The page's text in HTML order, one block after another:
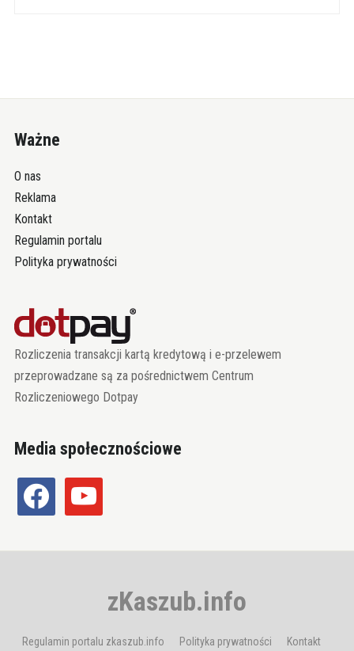
Ważne
O nas
Reklama
Kontakt
Regulamin portalu
Polityka prywatności
Rozliczenia transakcji kartą kredytową i e-przelewem
przeprowadzane są za pośrednictwem Centrum
Rozliczeniowego Dotpay
Media społecznościowe
facebook youtube
zKaszub.info
Regulamin portalu zkaszub.info Polityka prywatności Kontakt